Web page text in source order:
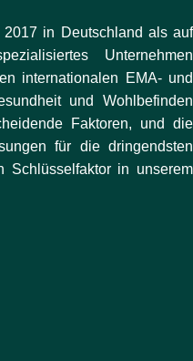
2017 in Deutschland als auf
Unternehmen
internationalen EMA- und
und Wohlbefinden
Faktoren, und die
für die dringendsten
Schlüsselfaktor in unserem